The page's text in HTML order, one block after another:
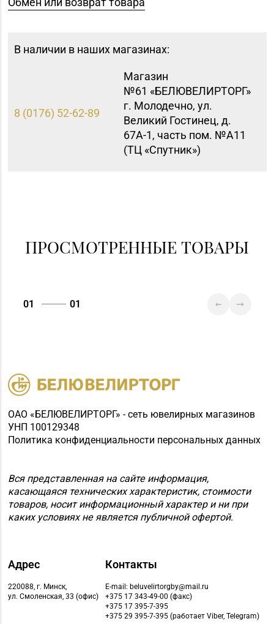
В наличии в наших магазинах:
8 (0176) 52-62-89
Магазин
№61 «БЕЛЮВЕЛИРТОРГ»
г. Молодечно, ул.
Великий Гостинец, д.
67А-1, часть пом. №А11
(ТЦ «Спутник»)
8 (0212) 63-60-86, 62-
60-85
№32 «Лазурит» г.
Витебск, ул. Замковая,
8 (0214) 43-86-46
г. Полоцк, пр-т Ф.
8 (0152) 39-58-49, 39-
58-59
г. Гродно, пр-т Я.
Купалы, д. 87 (ТРК
8 (01512) 9-27-07
Волковыск, ул.
8 (01562) 6-58-05, 6-58-
06
Магазин №41 «Рубин»
г. Слоним, ул.
Красноармейская, д.
8 (01597) 6-63-95
№63 «БЕЛЮВЕЛИРТОРГ»
г. Новогрудок, ул.
Мицкевича, д. 104Б,
торговый зал № 7 (этаж
ПРОСМОТРЕННЫЕ ТОВАРЫ
01 01
ОАО «БЕЛЮВЕЛИРТОРГ» - сеть ювелирных магазинов
УНП 100129348
Политика конфиденциальности персональных данных
Вся представленная на сайте информация,
касающаяся технических характеристик, стоимости
товаров, носит информационный характер и ни при
каких условиях не является публичной офертой.
Адрес
220088, г. Минск,
ул. Смоленская, 33 (офис)
Контакты
E-mail: beluvelirtorgby@mail.ru
+375 17 343-49-00 (факс)
+375 17 395-7-395
+375 29 395-7-395 (работает Viber, Telegram)